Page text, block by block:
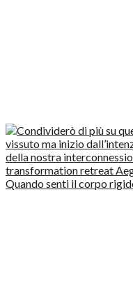
Quando senti il corpo